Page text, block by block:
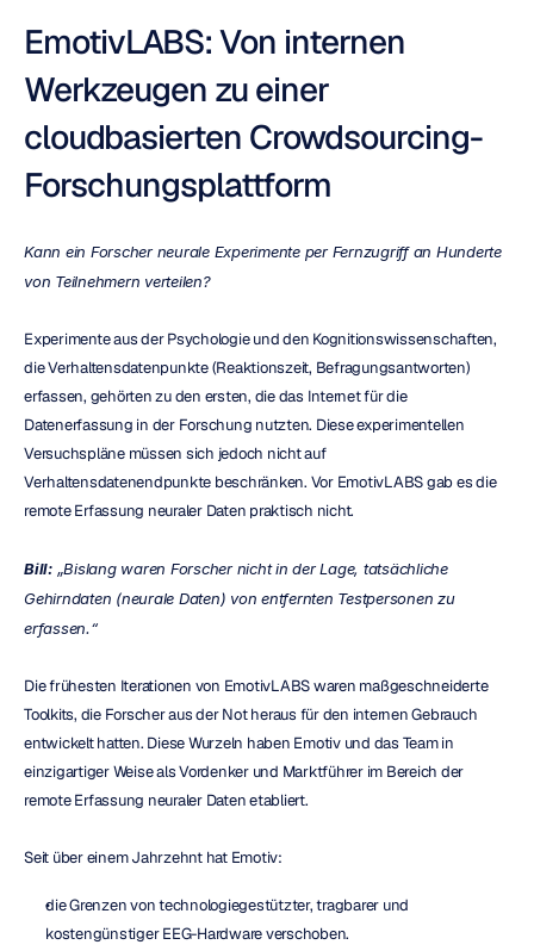
EmotivLABS: Von internen
Werkzeugen zu einer
cloudbasierten Crowdsourcing-
Forschungsplattform
Kann ein Forscher neurale Experimente per Fernzugriff an Hunderte
von Teilnehmern verteilen?
Experimente aus der Psychologie und den Kognitionswissenschaften,
die Verhaltensdatenpunkte (Reaktionszeit, Befragungsantworten)
erfassen, gehörten zu den ersten, die das Internet für die
Datenerfassung in der Forschung nutzten. Diese experimentellen
Versuchspläne müssen sich jedoch nicht auf
Verhaltensdatenendpunkte beschränken. Vor EmotivLABS gab es die
remote Erfassung neuraler Daten praktisch nicht.
Bill: „Bislang waren Forscher nicht in der Lage, tatsächliche
Gehirndaten (neurale Daten) von entfernten Testpersonen zu
erfassen.“
Die frühesten Iterationen von EmotivLABS waren maßgeschneiderte
Toolkits, die Forscher aus der Not heraus für den internen Gebrauch
entwickelt hatten. Diese Wurzeln haben Emotiv und das Team in
einzigartiger Weise als Vordenker und Marktführer im Bereich der
remote Erfassung neuraler Daten etabliert.
Seit über einem Jahrzehnt hat Emotiv:
die Grenzen von technologiegestützter, tragbarer und
kostengünstiger EEG-Hardware verschoben.